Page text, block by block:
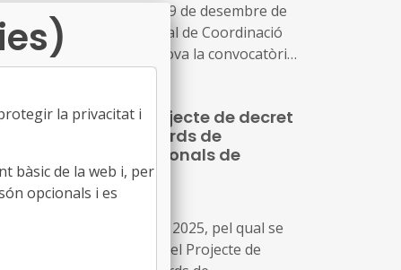
de la Resolució de 29 de desembre de
de la Secretaria General de Coordinació
per la qual s'aprova la convocatòria
les subvencions per a la recuperació de
provincial i insular, previstes a l'apartat
de l'Acord del Consell de Ministres de 26
de 2025.
pública Projecte de decret
Catàleg d’estàndards de
professionals de
12/2025
de 12 de desembre de 2025, pel qual se
a informació pública el Projecte de
la privacitat i
bàsic de la web i, per
opcionals i es